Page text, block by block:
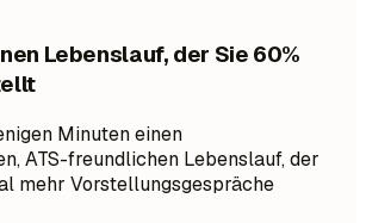
Lebenslauf, der Sie 60%
Minuten einen
ATS-freundlichen Lebenslauf, der
mehr Vorstellungsgespräche